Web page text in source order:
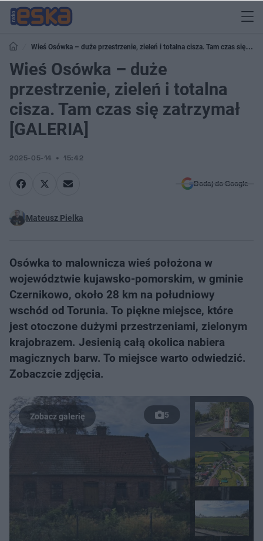
Wieś Osówka – duże przestrzenie, zieleń i totalna cisza. Tam czas się
zatrzymał [GALERIA]
Wieś Osówka – duże
przestrzenie, zieleń i totalna
cisza. Tam czas się zatrzymał
[GALERIA]
2025-05-14 15:42
Dodaj do Google
Mateusz Pielka
Osówka to malownicza wieś położona w
województwie kujawsko-pomorskim, w gminie
Czernikowo, około 28 km na południowy
wschód od Torunia. To piękne miejsce, które
jest otoczone dużymi przestrzeniami, zielonym
krajobrazem. Jesienią całą okolica nabiera
magicznych barw. To miejsce warto odwiedzić.
Zobaczcie zdjęcia.
5